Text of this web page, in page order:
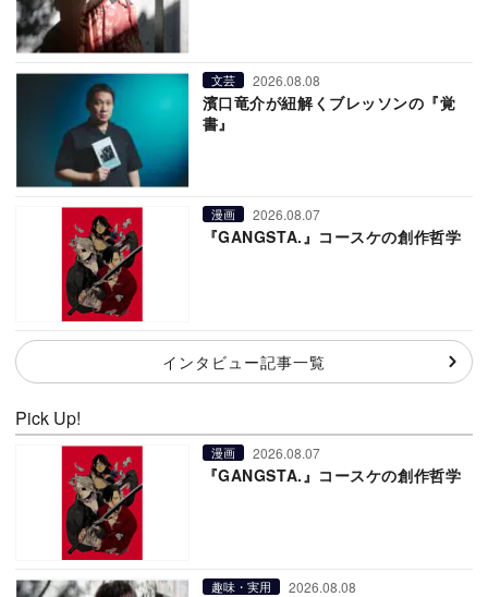
文芸 2026.08.08
濱口竜介が紐解くブレッソンの『覚
書』
漫画 2026.08.07
『GANGSTA.』コースケの創作哲学
インタビュー記事一覧
Pick Up!
漫画 2026.08.07
『GANGSTA.』コースケの創作哲学
趣味・実用 2026.08.08